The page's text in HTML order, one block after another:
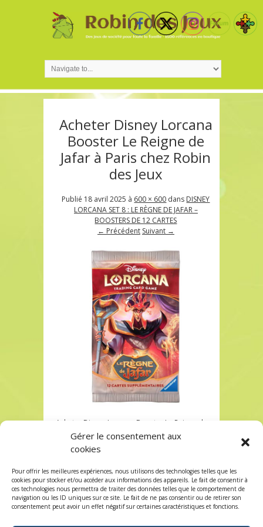
Gérer le consentement aux
cookies
Pour offrir les meilleures expériences, nous utilisons des technologies telles que les
cookies pour stocker et/ou accéder aux informations des appareils. Le fait de consentir à
ces technologies nous permettra de traiter des données telles que le comportement de
navigation ou les ID uniques sur ce site. Le fait de ne pas consentir ou de retirer son
consentement peut avoir un effet négatif sur certaines caractéristiques et fonctions.
Acheter Disney Lorcana
Booster Le Reigne de
Jafar à Paris chez Robin
des Jeux
Publié 18 avril 2025 à 600 × 600 dans DISNEY
LORCANA SET 8 : LE RÈGNE DE JAFAR –
BOOSTERS DE 12 CARTES
← Précédent Suivant →
Acheter Disney Lorcana Booster Le Reigne de
Jafar à Paris chez Robin des Jeux
Acheter Disney Lorcana Booster Le Reigne de
Les commentaires et les trackbacks sont
fermés.